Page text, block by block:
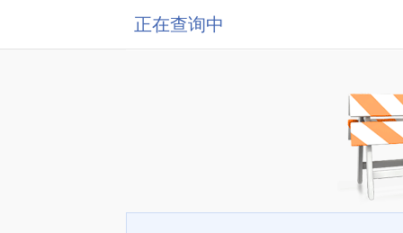
正在查询中